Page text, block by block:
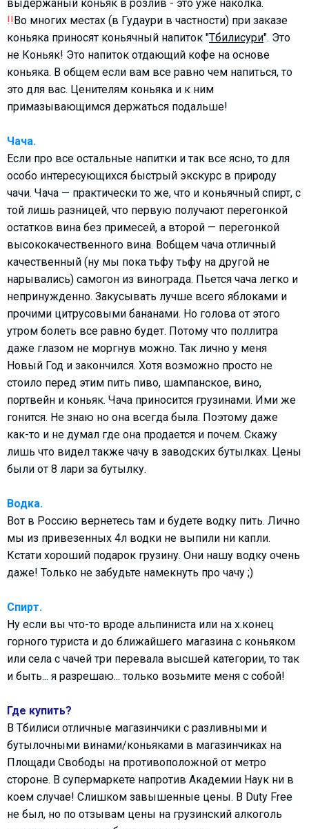
выдержаный коньяк в розлив - это уже наколка.
!!Во многих местах (в Гудаури в частности) при заказе
коньяка приносят коньячный напиток "Тбилисури". Это
не Коньяк! Это напиток отдающий кофе на основе
коньяка. В общем если вам все равно чем напиться, то
это для вас. Ценителям коньяка и к ним
примазывающимся держаться подальше!
Чача.
Если про все остальные напитки и так все ясно, то для
особо интересующихся быстрый экскурс в природу
чачи. Чача — практически то же, что и коньячный спирт, с
той лишь разницей, что первую получают перегонкой
остатков вина без примесей, а второй — перегонкой
высококачественного вина. Вобщем чача отличный
качественный (ну мы пока тьфу тьфу на другой не
нарывались) самогон из винограда. Пьется чача легко и
непринужденно. Закусывать лучше всего яблоками и
прочими цитрусовыми бананами. Но голова от этого
утром болеть все равно будет. Потому что поллитра
даже глазом не моргнув можно. Так лично у меня
Новый Год и закончился. Хотя возможно просто не
стоило перед этим пить пиво, шампанское, вино,
портвейн и коньяк. Чача приносится грузинами. Ими же
гонится. Не знаю но она всегда была. Поэтому даже
как-то и не думал где она продается и почем. Скажу
лишь что видел также чачу в заводских бутылках. Цены
были от 8 лари за бутылку.
Водка.
Вот в Россию вернетесь там и будете водку пить. Лично
мы из привезенных 4л водки не выпили ни капли.
Кстати хороший подарок грузину. Они нашу водку очень
даже! Только не забудьте намекнуть про чачу ;)
Спирт.
Ну если вы что-то вроде альпиниста или на х.конец
горного туриста и до ближайшего магазина с коньяком
или села с чачей три перевала высшей категории, то так
и быть... я разрешаю... только возьмите меня с собой!
Где купить?
В Тбилиси отличные магазинчики с разливными и
бутылочными винами/коньяками в магазинчиках на
Площади Свободы на противоположной от метро
стороне. В супермаркете напротив Академии Наук ни в
коем случае! Слишком завышенные цены. В Duty Free
не был, но по отзывам цены на грузинский алкоголь